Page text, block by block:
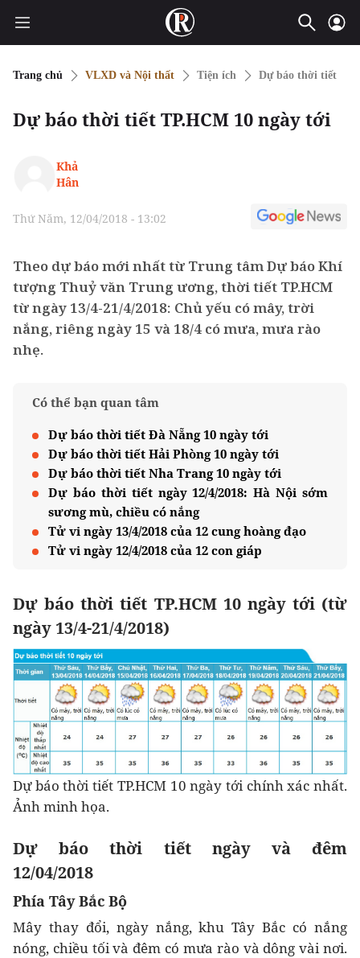
Trang chủ VLXD và Nội thất Tiện ích Dự báo thời tiết
Dự báo thời tiết TP.HCM 10 ngày tới
Khả
Hân
Thứ Năm, 12/04/2018 - 13:02
Theo dự báo mới nhất từ Trung tâm Dự báo Khí
tượng Thuỷ văn Trung ương, thời tiết TP.HCM
từ ngày 13/4-21/4/2018: Chủ yếu có mây, trời
nắng, riêng ngày 15 và 18/4 có mưa, mưa rào
nhẹ.
Có thể bạn quan tâm
Dự báo thời tiết Đà Nẵng 10 ngày tới
Dự báo thời tiết Hải Phòng 10 ngày tới
Dự báo thời tiết Nha Trang 10 ngày tới
Dự báo thời tiết ngày 12/4/2018: Hà Nội sớm
sương mù, chiều có nắng
Tử vi ngày 13/4/2018 của 12 cung hoàng đạo
Tử vi ngày 12/4/2018 của 12 con giáp
Dự báo thời tiết TP.HCM 10 ngày tới (từ
ngày 13/4-21/4/2018)
Dự báo thời tiết TP.HCM 10 ngày tới chính xác nhất.
Ảnh minh họa.
Dự báo thời tiết ngày và đêm
12/04/2018
Phía Tây Bắc Bộ
Mây thay đổi, ngày nắng, khu Tây Bắc có nắng
nóng, chiều tối và đêm có mưa rào và dông vài nơi.